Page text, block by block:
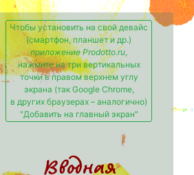
Чтобы установить на свой девайс
(смартфон, планшет и др.)
приложение Prodotto.ru,
нажмите на три вертикальных
точки в правом верхнем углу
экрана (так Google Chrome,
в других браузерах – аналогично)
"Добавить на главный экран"
Вводная